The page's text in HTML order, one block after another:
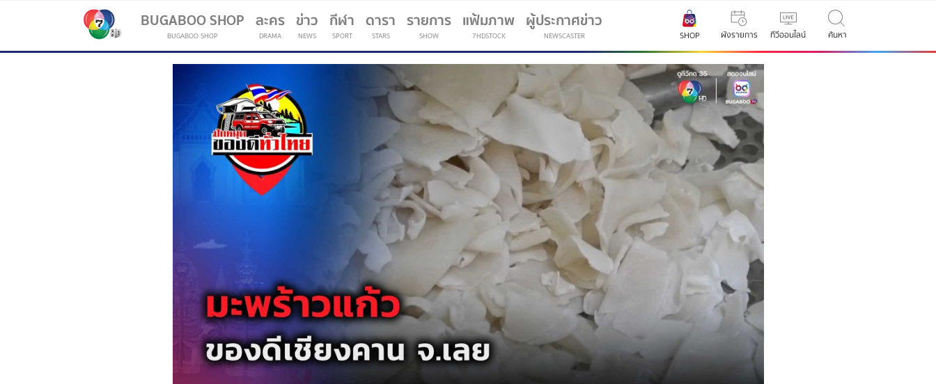
BUGABOO SHOP
BUGABOO SHOP
ละคร
DRAMA
ข่าว
NEWS
กีฬา
SPORT
(current)
ดารา
STARS
รายการ
SHOW
แฟ้มภาพ
7HDSTOCK
ผู้ประกาศข่าว
NEWSCASTER SHOP ผังรายการ ทีวีออนไลน์ ค้นหา